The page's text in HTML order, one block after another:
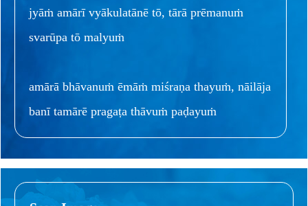
jyāṁ amārī vyākulatānē tō, tārā prēmanuṁ
svarūpa tō malyuṁ
amārā bhāvanuṁ ēmāṁ miśraṇa thayuṁ, nāilāja
banī tamārē pragaṭa thāvuṁ paḍayuṁ